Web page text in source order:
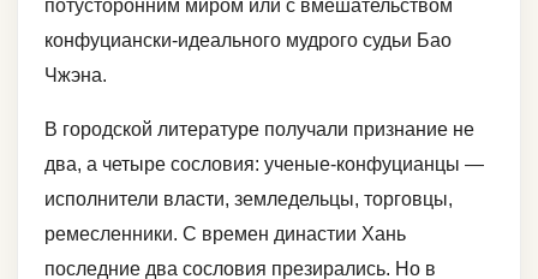
потусторонним миром или с вмешательством
конфуциански-идеального мудрого судьи Бао
Чжэна.
В городской литературе получали признание не
два, а четыре сословия: ученые-конфуцианцы —
исполнители власти, земледельцы, торговцы,
ремесленники. С времен династии Хань
последние два сословия презирались. Но в